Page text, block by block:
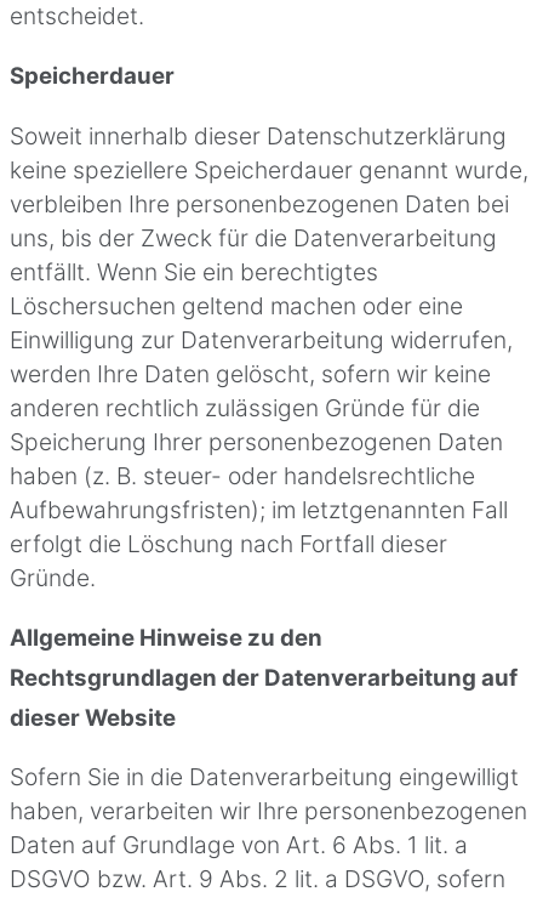
entscheidet.
Speicherdauer
Soweit innerhalb dieser Datenschutzerklärung
keine speziellere Speicherdauer genannt wurde,
verbleiben Ihre personenbezogenen Daten bei
uns, bis der Zweck für die Datenverarbeitung
entfällt. Wenn Sie ein berechtigtes
Löschersuchen geltend machen oder eine
Einwilligung zur Datenverarbeitung widerrufen,
werden Ihre Daten gelöscht, sofern wir keine
anderen rechtlich zulässigen Gründe für die
Speicherung Ihrer personenbezogenen Daten
haben (z. B. steuer- oder handelsrechtliche
Aufbewahrungsfristen); im letztgenannten Fall
erfolgt die Löschung nach Fortfall dieser
Gründe.
Allgemeine Hinweise zu den
Rechtsgrundlagen der Datenverarbeitung auf
dieser Website
Sofern Sie in die Datenverarbeitung eingewilligt
haben, verarbeiten wir Ihre personenbezogenen
Daten auf Grundlage von Art. 6 Abs. 1 lit. a
DSGVO bzw. Art. 9 Abs. 2 lit. a DSGVO, sofern